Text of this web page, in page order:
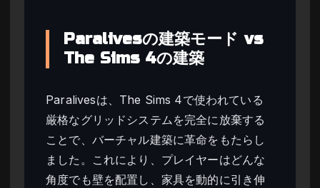
Paralivesの建築モード vs
The Sims 4の建築
Paralivesは、The Sims 4で使われている
厳格なグリッドシステムを完全に放棄する
ことで、バーチャル建築に革命をもたらし
ました。これにより、プレイヤーはどんな
角度でも壁を配置し、家具を動的に引き伸